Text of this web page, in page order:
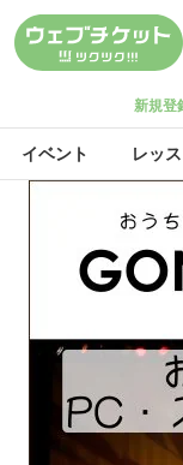
新規登
イベント レッ